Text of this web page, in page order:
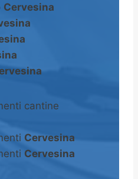
Cervesina
cantine
Cervesina
Cervesina